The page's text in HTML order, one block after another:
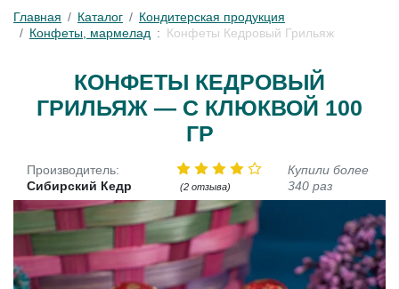
Главная Каталог
Кондитерская продукция
Конфеты, мармелад
Конфеты Кедровый Грильяж
КОНФЕТЫ КЕДРОВЫЙ
ГРИЛЬЯЖ — С КЛЮКВОЙ 100
ГР
Производитель:
Сибирский Кедр
(2 отзыва)
Купили более
340 раз